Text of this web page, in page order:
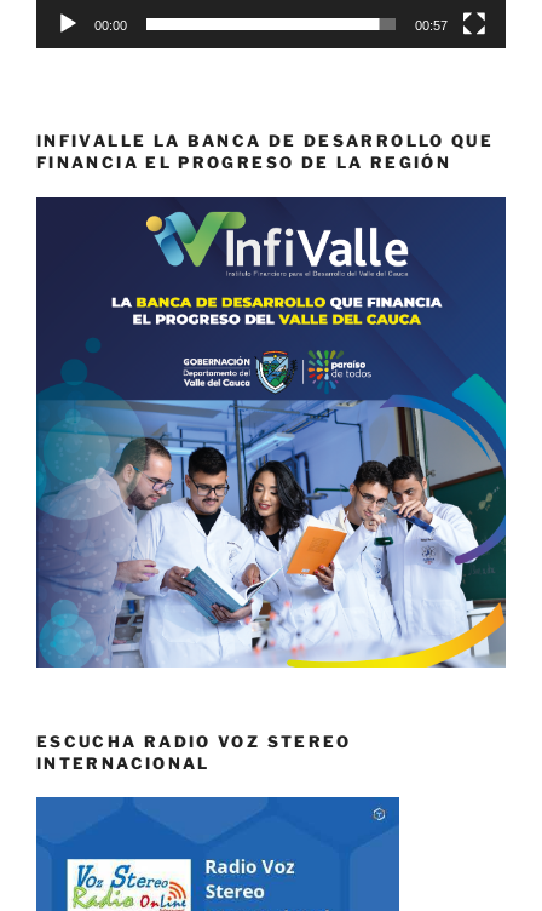
00:00 00:57
INFIVALLE LA BANCA DE DESARROLLO QUE
FINANCIA EL PROGRESO DE LA REGIÓN
ESCUCHA RADIO VOZ STEREO
INTERNACIONAL